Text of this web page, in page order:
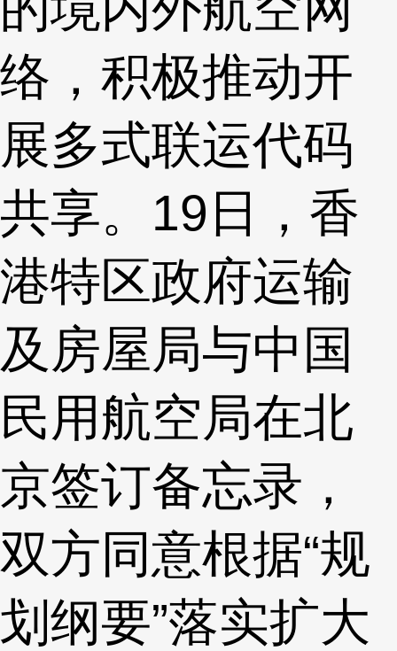
络，积极推动开
展多式联运代码
共享。19日，香
港特区政府运输
及房屋局与中国
民用航空局在北
京签订备忘录，
双方同意根据“规
划纲要”落实扩大